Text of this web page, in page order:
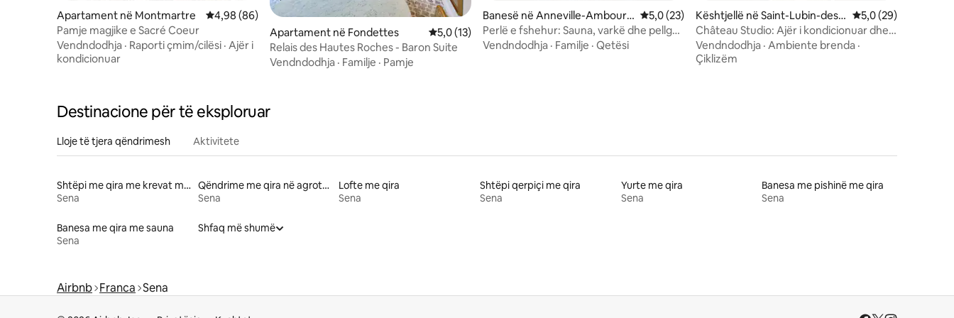
Apartament në Montmartre Vlerësimi mesatar 4,98 nga 5, 86 vlerësime
4,98 (86)
Pamje magjike e Sacré Coeur
Vendndodhja · Raporti çmim/cilësi · Ajër i
kondicionuar
Apartament në Fondettes Vlerësimi mesatar 5,0 nga 5, 13 vlerësime
5,0 (13)
Relais des Hautes Roches - Baron Suite
Vendndodhja · Familje · Pamje
Banesë në Anneville-Ambourvi
lle
Vlerësimi mesatar 5,0 nga 5, 23 vlerësime
5,0 (23)
Perlë e fshehur: Sauna, varkë dhe pellg
privat
Vendndodhja · Familje · Qetësi
Kështjellë në Saint-Lubin-des-
Joncherets
Vlerësimi mesatar
5,0 (29)
Château Studio: Ajër i kondicionuar dhe
pamje nga uji
Vendndodhja · Ambiente brenda ·
Çiklizëm
Destinacione për të eksploruar
Lloje të tjera qëndrimesh Aktivitete
Shtëpi me qira me krevat me lartësi të përshtatshme
Sena
Qëndrime me qira në agroturizme
Sena
Lofte me qira
Sena
Shtëpi qerpiçi me qira
Sena
Yurte me qira
Sena
Banesa me pishinë me qira
Sena
Banesa me qira me sauna
Sena
Shfaq më shumë
Airbnb Franca Sena